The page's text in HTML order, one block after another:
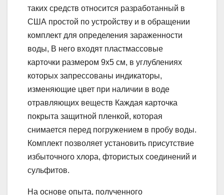
таких средств относится разработанный в
США простой по устройству и в обращении
комплект для определения зараженности
воды, В него входят пластмассовые
карточки размером 9х5 см, в углублениях
которых запрессованы индикаторы,
изменяющие цвет при наличии в воде
отравляющих веществ Каждая карточка
покрыта защитной пленкой, которая
снимается перед погружением в пробу воды.
Комплект позволяет установить присутствие
избыточного хлора, фтористых соединений и
сульфитов.
На основе опыта, полученного